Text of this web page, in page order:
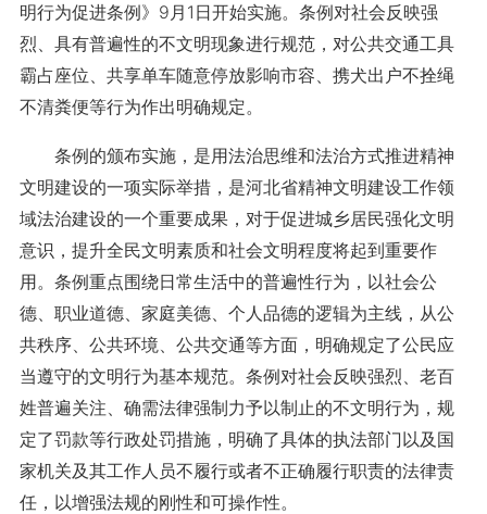
明行为促进条例》9月1日开始实施。条例对社会反映强
烈、具有普遍性的不文明现象进行规范，对公共交通工具
霸占座位、共享单车随意停放影响市容、携犬出户不拴绳
不清粪便等行为作出明确规定。
条例的颁布实施，是用法治思维和法治方式推进精神
文明建设的一项实际举措，是河北省精神文明建设工作领
域法治建设的一个重要成果，对于促进城乡居民强化文明
意识，提升全民文明素质和社会文明程度将起到重要作
用。条例重点围绕日常生活中的普遍性行为，以社会公
德、职业道德、家庭美德、个人品德的逻辑为主线，从公
共秩序、公共环境、公共交通等方面，明确规定了公民应
当遵守的文明行为基本规范。条例对社会反映强烈、老百
姓普遍关注、确需法律强制力予以制止的不文明行为，规
定了罚款等行政处罚措施，明确了具体的执法部门以及国
家机关及其工作人员不履行或者不正确履行职责的法律责
任，以增强法规的刚性和可操作性。